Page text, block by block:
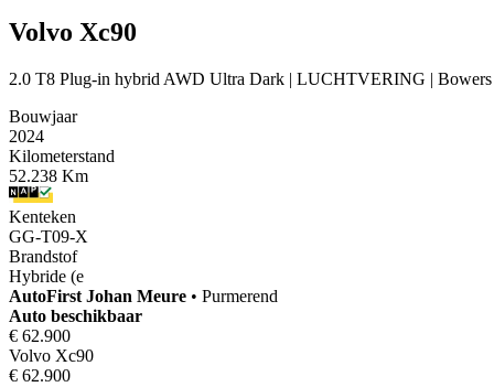
Volvo Xc90
2.0 T8 Plug-in hybrid AWD Ultra Dark | LUCHTVERING | Bowers
Bouwjaar
2024
Kilometerstand
52.238 Km
Kenteken
GG-T09-X
Brandstof
Hybride (e
AutoFirst Johan Meure • Purmerend
Auto beschikbaar
€ 62.900
Volvo Xc90
€ 62.900